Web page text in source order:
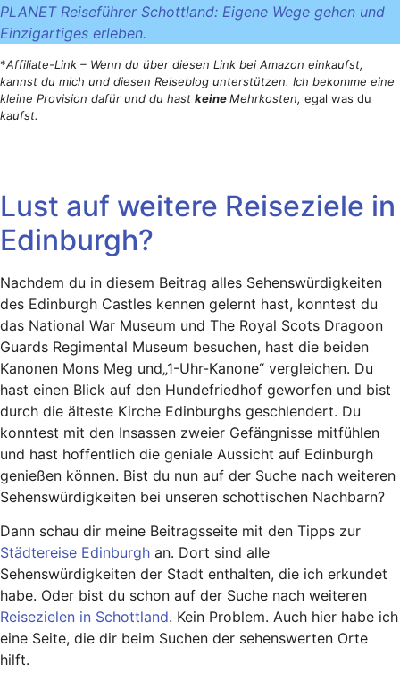
PLANET Reiseführer Schottland: Eigene Wege gehen und
Einzigartiges erleben.
*Affiliate-Link – Wenn du über diesen Link bei Amazon einkaufst,
kannst du mich und diesen Reiseblog unterstützen. Ich bekomme eine
kleine Provision dafür und du hast keineMehrkosten, egal was du
kaufst.
Lust auf weitere Reiseziele in
Edinburgh?
Nachdem du in diesem Beitrag alles Sehenswürdigkeiten
des Edinburgh Castles kennen gelernt hast, konntest du
das National War Museum und The Royal Scots Dragoon
Guards Regimental Museum besuchen, hast die beiden
Kanonen Mons Meg und„1-Uhr-Kanone“ vergleichen. Du
hast einen Blick auf den Hundefriedhof geworfen und bist
durch die älteste Kirche Edinburghs geschlendert. Du
konntest mit den Insassen zweier Gefängnisse mitfühlen
und hast hoffentlich die geniale Aussicht auf Edinburgh
genießen können. Bist du nun auf der Suche nach weiteren
Sehenswürdigkeiten bei unseren schottischen Nachbarn?
Dann schau dir meine Beitragsseite mit den Tipps zur
Städtereise Edinburgh an. Dort sind alle
Sehenswürdigkeiten der Stadt enthalten, die ich erkundet
habe. Oder bist du schon auf der Suche nach weiteren
Reisezielen in Schottland. Kein Problem. Auch hier habe ich
eine Seite, die dir beim Suchen der sehenswerten Orte
hilft.